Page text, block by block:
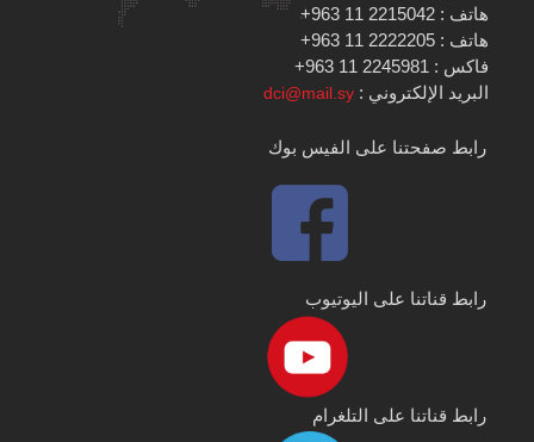
هاتف : 2215042 11 963+
هاتف : 2222205 11 963+
فاكس : 2245981 11 963+
البريد الإلكتروني :dci@mail.sy
رابط صفحتنا على الفيس بوك
رابط قناتنا على اليوتيوب
رابط قناتنا على التلغرام